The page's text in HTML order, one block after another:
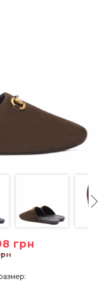
грн